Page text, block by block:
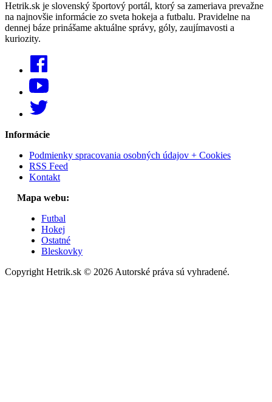
Hetrik.sk je slovenský športový portál, ktorý sa zameriava prevažne
na najnovšie informácie zo sveta hokeja a futbalu. Pravidelne na
dennej báze prinášame aktuálne správy, góly, zaujímavosti a
kuriozity.
Informácie
Podmienky spracovania osobných údajov + Cookies
RSS Feed
Kontakt
Mapa webu:
Futbal
Hokej
Ostatné
Bleskovky
Copyright Hetrik.sk © 2026 Autorské práva sú vyhradené.